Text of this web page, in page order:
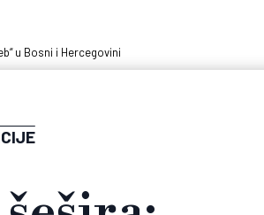
u Bosni i Hercegovini